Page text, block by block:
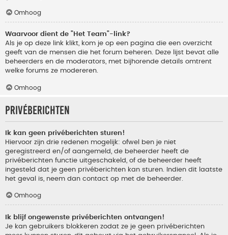
Omhoog
Waarvoor dient de "Het Team"-link?
Als je op deze link klikt, kom je op een pagina die een overzicht
geeft van de mensen die het forum beheren. Deze lijst bevat alle
beheerders en de moderators, met bijhorende details omtrent
welke forums ze modereren.
Omhoog
Privéberichten
Ik kan geen privéberichten sturen!
Hiervoor zijn drie redenen mogelijk: ofwel ben je niet
geregistreerd en/of aangemeld, de beheerder heeft de
privéberichten functie uitgeschakeld, of de beheerder heeft
ingesteld dat je geen privéberichten kan sturen. Indien dit laatste
het geval is, neem dan contact op met de beheerder.
Omhoog
Ik blijf ongewenste privéberichten ontvangen!
Je kan gebruikers blokkeren zodat ze je geen privéberichten